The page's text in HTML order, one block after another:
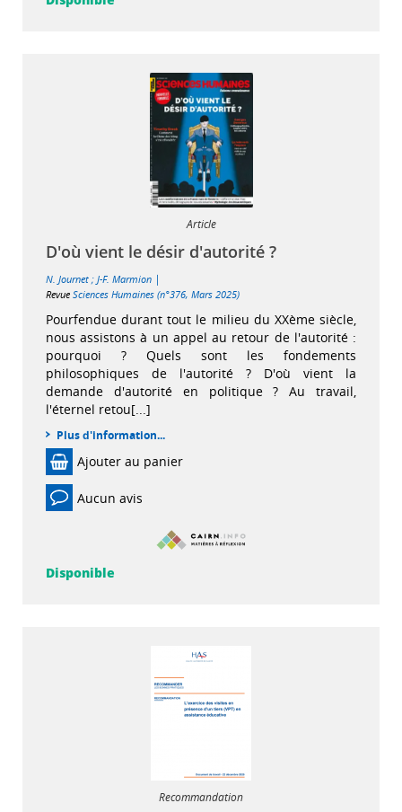
Article
D'où vient le désir d'autorité ?
N. Journet ; J-F. Marmion |
Revue Sciences Humaines (n°376, Mars 2025)
Pourfendue durant tout le milieu du XXème siècle,
nous assistons à un appel au retour de l'autorité :
pourquoi ? Quels sont les fondements
philosophiques de l'autorité ? D'où vient la
demande d'autorité en politique ? Au travail,
l'éternel retou[...]
Plus d'information...
Ajouter au panier
Aucun avis
Disponible
Recommandation